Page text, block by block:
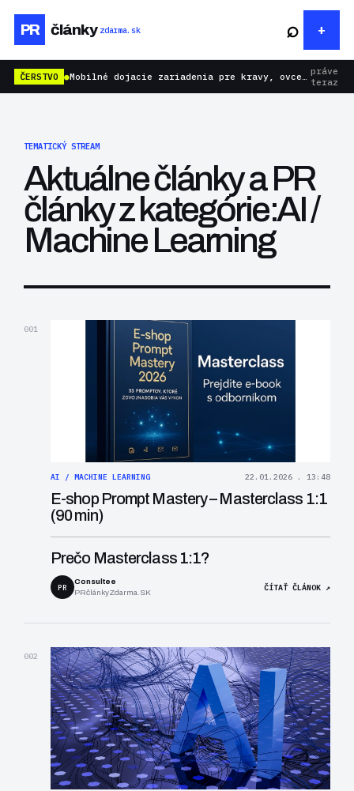
PR články zdarma.sk ⌕
ČERSTVO ● Mobilné dojacie zariadenia pre kravy, ovce aj kozy: rýchlejšie dojenie bez zbytočnej námahy práve
teraz
TEMATICKÝ STREAM
Aktuálne články a PR
články z kategórie:AI /
Machine Learning
001
AI / MACHINE LEARNING 22.01.2026 . 13:48
E-shop Prompt Mastery – Masterclass 1:1
(90 min)
Prečo Masterclass 1:1?
PR
Consultee
PRčlánkyZdarma.SK
ČÍTAŤ ČLÁNOK ↗
002